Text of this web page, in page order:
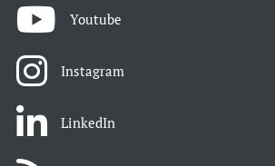
Youtube
Instagram
LinkedIn